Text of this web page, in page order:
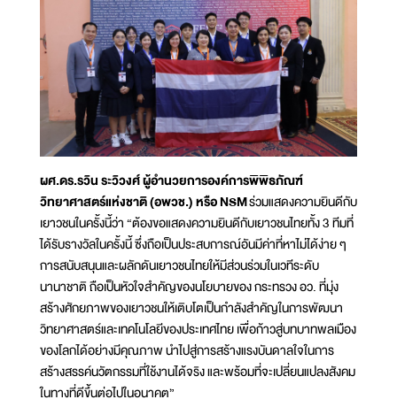
ผศ.ดร.รวิน ระวิวงศ์ ผู้อำนวยการองค์การพิพิธภัณฑ์
วิทยาศาสตร์แห่งชาติ (อพวช.) หรือ NSMร่วมแสดงความยินดีกับ
เยาวชนในครั้งนี้ว่า “ต้องขอแสดงความยินดีกับเยาวชนไทยทั้ง 3 ทีมที่
ได้รับรางวัลในครั้งนี้ ซึ่งถือเป็นประสบการณ์อันมีค่าที่หาไม่ได้ง่าย ๆ
การสนับสนุนและผลักดันเยาวชนไทยให้มีส่วนร่วมในเวทีระดับ
นานาชาติ ถือเป็นหัวใจสำคัญของนโยบายของ กระทรวง อว. ที่มุ่ง
สร้างศักยภาพของเยาวชนให้เติบโตเป็นกำลังสำคัญในการพัฒนา
วิทยาศาสตร์และเทคโนโลยีของประเทศไทย เพื่อก้าวสู่บทบาทพลเมือง
ของโลกได้อย่างมีคุณภาพ นำไปสู่การสร้างแรงบันดาลใจในการ
สร้างสรรค์นวัตกรรมที่ใช้งานได้จริง และพร้อมที่จะเปลี่ยนแปลงสังคม
ในทางที่ดีขึ้นต่อไปในอนาคต”